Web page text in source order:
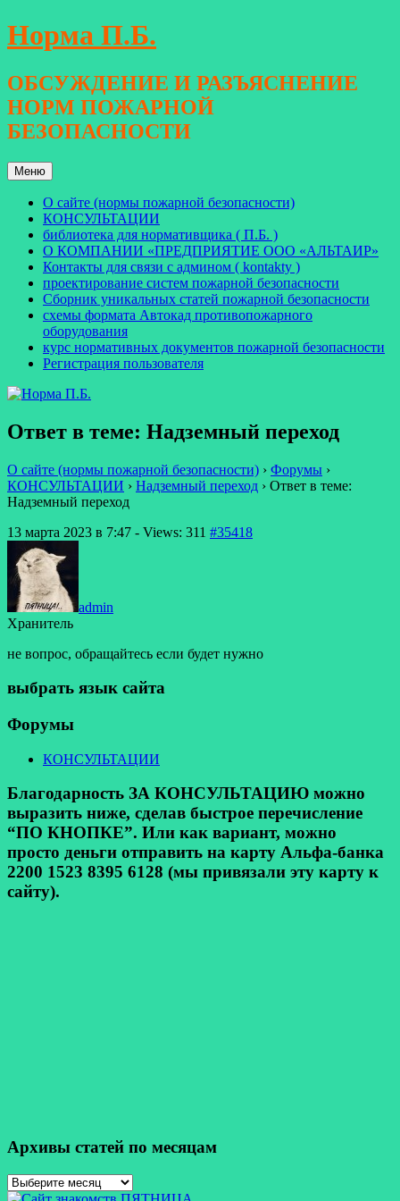
Перейти
к
Норма П.Б.
ОБСУЖДЕНИЕ И РАЗЪЯСНЕНИЕ
НОРМ ПОЖАРНОЙ
БЕЗОПАСНОСТИ
Меню
О сайте (нормы пожарной безопасности)
КОНСУЛЬТАЦИИ
библиотека для нормативщика ( П.Б. )
О КОМПАНИИ «ПРЕДПРИЯТИЕ ООО «АЛЬТАИР»
Контакты для связи с админом ( kontakty )
проектирование систем пожарной безопасности
Сборник уникальных статей пожарной безопасности
схемы формата Автокад противопожарного
оборудования
курс нормативных документов пожарной безопасности
Регистрация пользователя
Ответ в теме: Надземный переход
О сайте (нормы пожарной безопасности) › Форумы ›
КОНСУЛЬТАЦИИ › Надземный переход › Ответ в теме:
Надземный переход
13 марта 2023 в 7:47 - Views: 311 #35418
admin
Хранитель
не вопрос, обращайтесь если будет нужно
выбрать язык сайта
Форумы
КОНСУЛЬТАЦИИ
Благодарность ЗА КОНСУЛЬТАЦИЮ можно
выразить ниже, сделав быстрое перечисление
“ПО КНОПКЕ”. Или как вариант, можно
просто деньги отправить на карту Альфа-банка
2200 1523 8395 6128 (мы привязали эту карту к
сайту).
Архивы статей по месяцам
Архивы
статей